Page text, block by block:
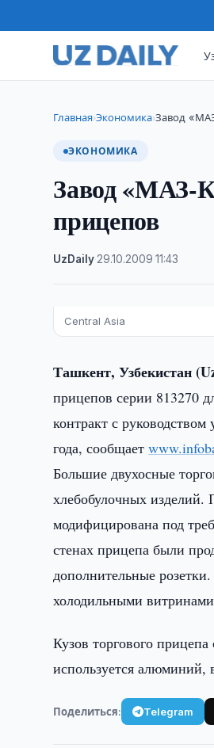
Главная›Экономика›Завод
ЭКОНОМИКА
Завод «МАЗ-
прицепов
UzDaily 29.10.2009 ·11:43
Central Asia
Ташкент, Узбекистан
прицепов серии 813270
контракт с
года, сообщает
Большие двухосные
хлебобулочных изделий.
модифицирована под
стенах прицепа были
дополнительные
холодильными
Кузов торгового
используется
Поделиться: Telegram